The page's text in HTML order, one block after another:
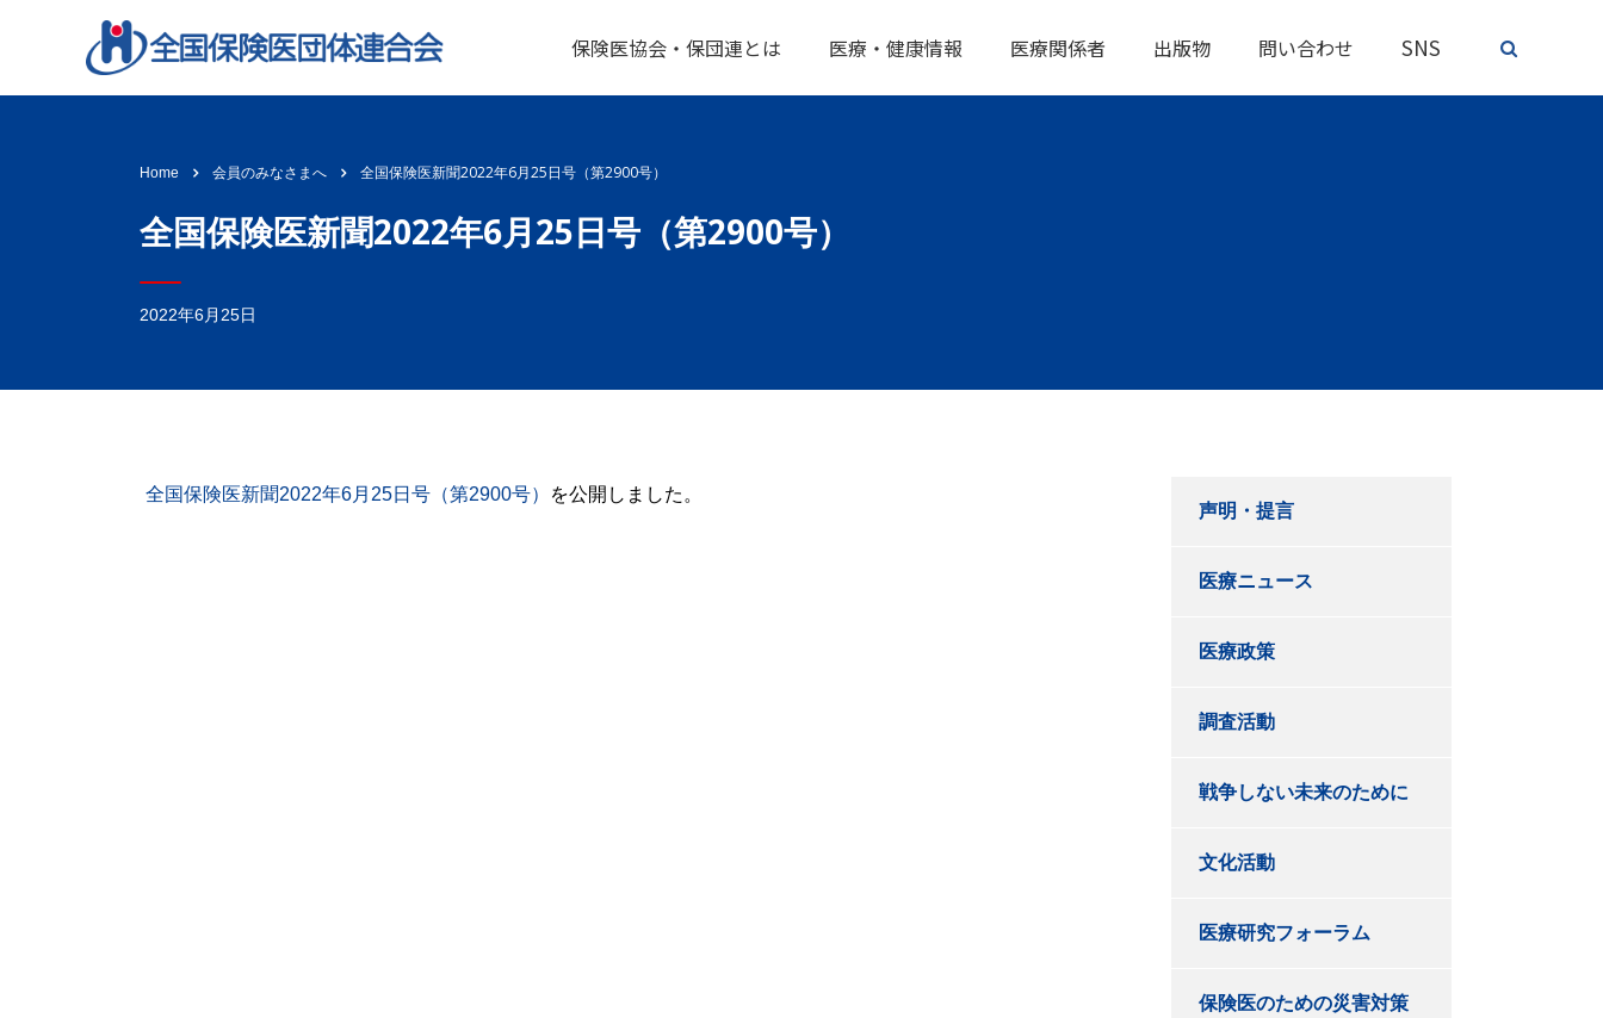
保険医協会・保団連とは 医療・健康情報 医療関係者 出版物 問い合わせ SNS
Home 会員のみなさまへ 全国保険医新聞2022年6月25日号（第2900号）
全国保険医新聞2022年6月25日号（第2900号）
2022年6月25日
全国保険医新聞2022年6月25日号（第2900号）
を公開しました。
声明・提言
医療ニュース
医療政策
調査活動
戦争しない未来のために
文化活動
医療研究フォーラム
保険医のための災害対策